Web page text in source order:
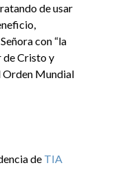
de usar
con “la
de Cristo y
Orden Mundial
de TIA